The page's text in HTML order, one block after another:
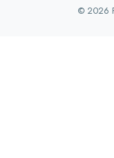
© 2026